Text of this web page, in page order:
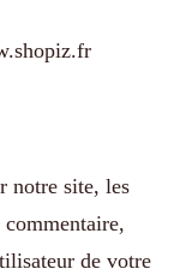
notre site, les
de votre